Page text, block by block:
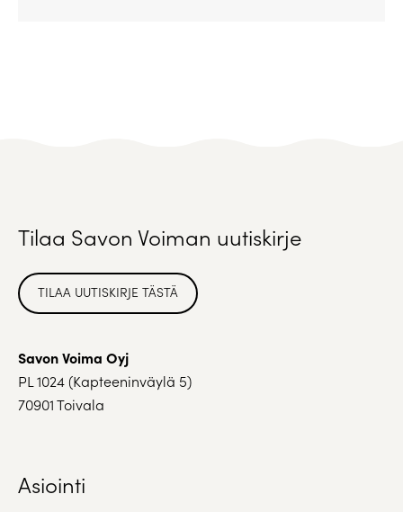
Tilaa Savon Voiman uutiskirje
TILAA UUTISKIRJE TÄSTÄ
Savon Voima Oyj
PL 1024 (Kapteeninväylä 5)
70901 Toivala
Asiointi